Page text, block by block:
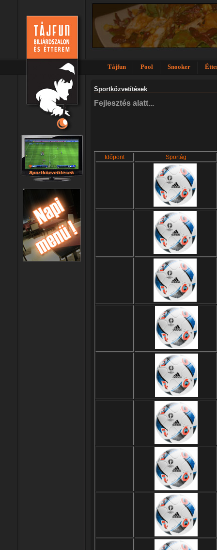
Tájfun Pool Snooker
Sportközvetítések
Fejlesztés alatt...
Időpont Sportág